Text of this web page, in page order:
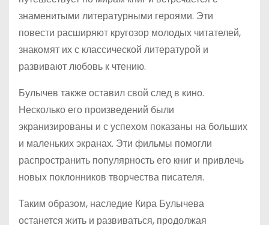
знаменитыми литературными героями. Эти
повести расширяют кругозор молодых читателей,
знакомят их с классической литературой и
развивают любовь к чтению.
Булычев также оставил свой след в кино.
Несколько его произведений были
экранизированы и с успехом показаны на больших
и маленьких экранах. Эти фильмы помогли
распространить популярность его книг и привлечь
новых поклонников творчества писателя.
Таким образом, наследие Кира Булычева
останется жить и развиваться, продолжая